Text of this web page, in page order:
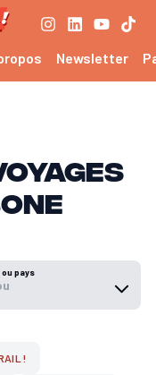
Newsletter
pays
!